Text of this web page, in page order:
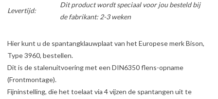
Levertijd:
Dit product wordt speciaal voor jou besteld bij
de fabrikant: 2-3 weken
Hier kunt u de spantangklauwplaat van het Europese merk Bison,
Type 3960, bestellen.
Dit is de stalenuitvoering met een DIN6350 flens-opname
(Frontmontage).
Fijninstelling, die het toelaat via 4 vijzen de spantangen uit te